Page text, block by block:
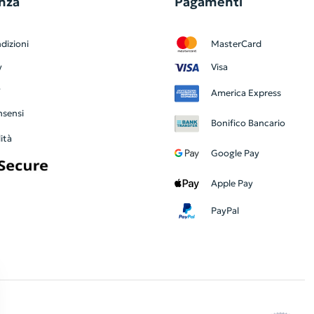
MasterCard
Visa
America Express
Bonifico Bancario
Google Pay
Apple Pay
PayPal